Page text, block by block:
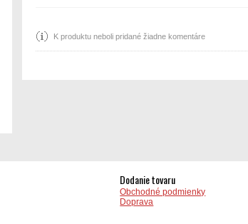
K produktu neboli pridané žiadne komentáre
Dodanie tovaru
Obchodné podmienky
Doprava